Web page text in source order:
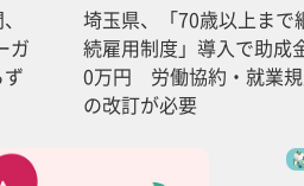
ガ
埼玉県、「70歳以上まで
続雇用制度」導入で助成
0万円 労働協約・就業
の改訂が必要